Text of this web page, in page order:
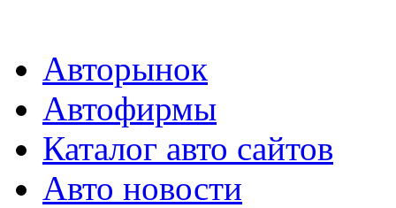
Авторынок
Автофирмы
Каталог авто сайтов
Авто новости